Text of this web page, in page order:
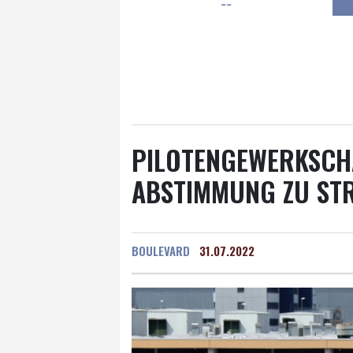
Frankfurt am Main
--
ABSTIMMUNG ZU
BOULEVARD 31.07.2022